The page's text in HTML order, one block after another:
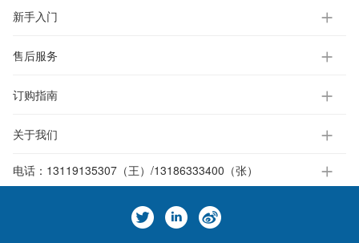
新手入门
售后服务
订购指南
关于我们
电话： 13119135307（王）/13186333400（张）